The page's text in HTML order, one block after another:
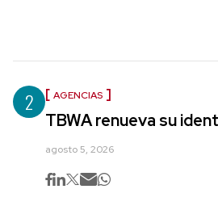
2 AGENCIAS
TBWA renueva su
agosto 5, 2026